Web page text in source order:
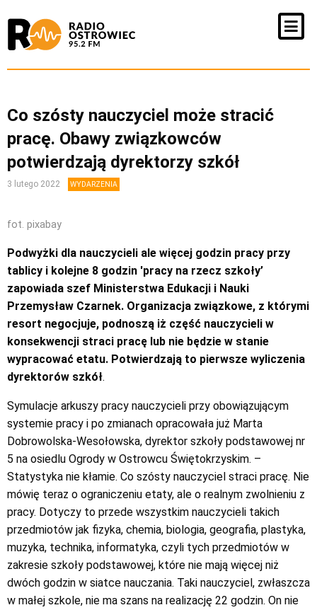
Co szósty nauczyciel może stracić
pracę. Obawy związkowców
potwierdzają dyrektorzy szkół
3 lutego 2022 WYDARZENIA
fot. pixabay
Podwyżki dla nauczycieli ale więcej godzin pracy przy
tablicy i kolejne 8 godzin 'pracy na rzecz szkoły’
zapowiada szef Ministerstwa Edukacji i Nauki
Przemysław Czarnek. Organizacja związkowe, z którymi
resort negocjuje, podnoszą iż część nauczycieli w
konsekwencji straci pracę lub nie będzie w stanie
wypracować etatu. Potwierdzają to pierwsze wyliczenia
dyrektorów szkół.
Symulacje arkuszy pracy nauczycieli przy obowiązującym
systemie pracy i po zmianach opracowała już Marta
Dobrowolska-Wesołowska, dyrektor szkoły podstawowej nr
5 na osiedlu Ogrody w Ostrowcu Świętokrzyskim. –
Statystyka nie kłamie. Co szósty nauczyciel straci pracę. Nie
mówię teraz o ograniczeniu etaty, ale o realnym zwolnieniu z
pracy. Dotyczy to przede wszystkim nauczycieli takich
przedmiotów jak fizyka, chemia, biologia, geografia, plastyka,
muzyka, technika, informatyka, czyli tych przedmiotów w
zakresie szkoły podstawowej, które nie mają więcej niż
dwóch godzin w siatce nauczania. Taki nauczyciel, zwłaszcza
w małej szkole, nie ma szans na realizację 22 godzin. On nie